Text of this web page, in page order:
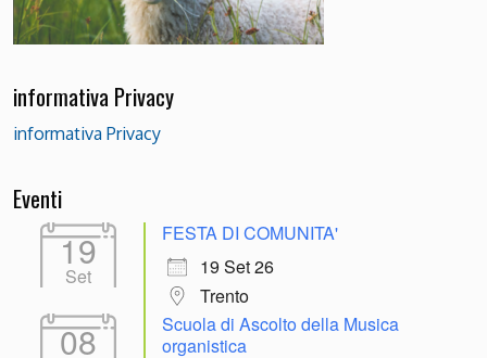
informativa Privacy
informativa Privacy
Eventi
19
Set
FESTA DI COMUNITA'
19 Set 26
Trento
08
Scuola di Ascolto della Musica
organistica